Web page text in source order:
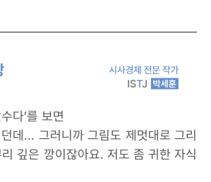
다’를 보면
데... 그러니까 그림도 제멋대로 그리
깊은 깡이잖아요. 저도 좀 귀한 자식